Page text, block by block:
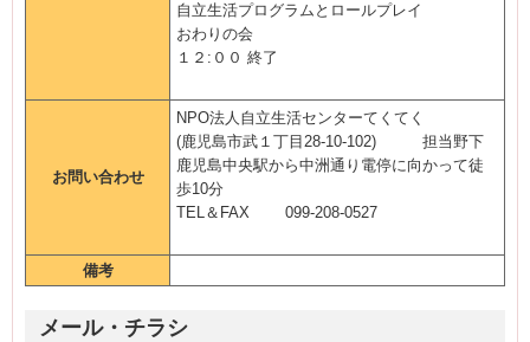
自立生活プログラムとロールプレイ
おわりの会
１２:００ 終了
お問い合わせ
NPO法人自立生活センターてくてく
(鹿児島市武１丁目28-10-102) 担当野下
鹿児島中央駅から中洲通り電停に向かって徒
歩10分
TEL＆FAX 099-208-0527
備考
メール・チラシ